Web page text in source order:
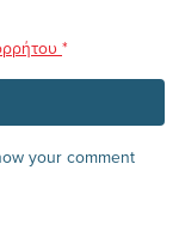
*
your comment